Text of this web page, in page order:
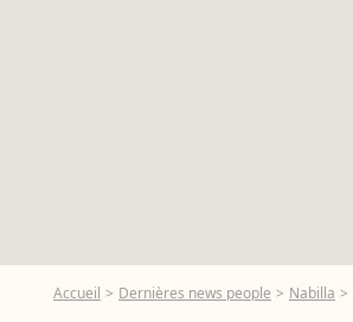
Accueil Dernières news people Nabilla